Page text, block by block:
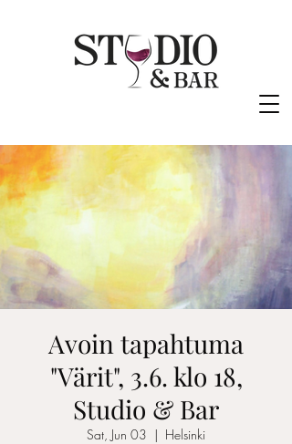
Avoin tapahtuma
"Värit", 3.6. klo 18,
Studio & Bar
Sat, Jun 03
  |
Helsinki